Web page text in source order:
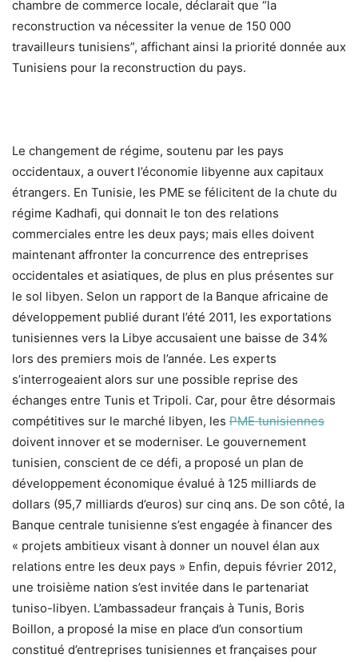
chambre de commerce locale, déclarait que “la
reconstruction va nécessiter la venue de 150 000
travailleurs tunisiens”, affichant ainsi la priorité donnée aux
Tunisiens pour la reconstruction du pays.
Le changement de régime, soutenu par les pays
occidentaux, a ouvert l’économie libyenne aux capitaux
étrangers. En Tunisie, les PME se félicitent de la chute du
régime Kadhafi, qui donnait le ton des relations
commerciales entre les deux pays; mais elles doivent
maintenant affronter la concurrence des entreprises
occidentales et asiatiques, de plus en plus présentes sur
le sol libyen. Selon un rapport de la Banque africaine de
développement publié durant l’été 2011, les exportations
tunisiennes vers la Libye accusaient une baisse de 34%
lors des premiers mois de l’année. Les experts
s’interrogeaient alors sur une possible reprise des
échanges entre Tunis et Tripoli. Car, pour être désormais
compétitives sur le marché libyen, les PME tunisiennes
doivent innover et se moderniser. Le gouvernement
tunisien, conscient de ce défi, a proposé un plan de
développement économique évalué à 125 milliards de
dollars (95,7 milliards d’euros) sur cinq ans. De son côté, la
Banque centrale tunisienne s’est engagée à financer des
« projets ambitieux visant à donner un nouvel élan aux
relations entre les deux pays » Enfin, depuis février 2012,
une troisième nation s’est invitée dans le partenariat
tuniso-libyen. L’ambassadeur français à Tunis, Boris
Boillon, a proposé la mise en place d’un consortium
constitué d’entreprises tunisiennes et françaises pour